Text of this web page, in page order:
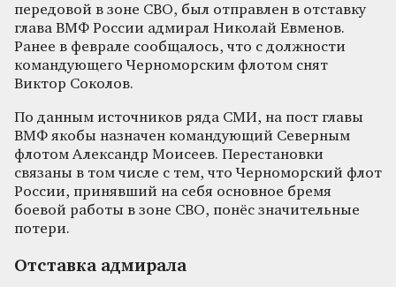
передовой в зоне СВО, был отправлен в отставку
глава ВМФ России адмирал Николай Евменов.
Ранее в феврале сообщалось, что с должности
командующего Черноморским флотом снят
Виктор Соколов.
По данным источников ряда СМИ, на пост главы
ВМФ якобы назначен командующий Северным
флотом Александр Моисеев. Перестановки
связаны в том числе с тем, что Черноморский флот
России, принявший на себя основное бремя
боевой работы в зоне СВО, понёс значительные
потери.
Отставка адмирала